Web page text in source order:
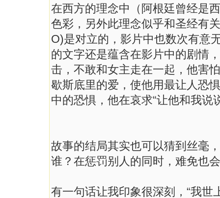
在西方的理念中（阿根廷曾经是
色彩，另外此理念似乎和圣经有
O)是对立的，影片中也数次有意
的文字还是蕴含在影片中的剧情
击，不敢和女主走在一起，他害
歇斯底里的爱，使他用最让人恐
中的恐惧，他在哀求“让他和我说
故事的结局其实也可以猜到丝毫
谁？在惩罚别人的同时，难免也
有一句话让我印象很深刻，“我